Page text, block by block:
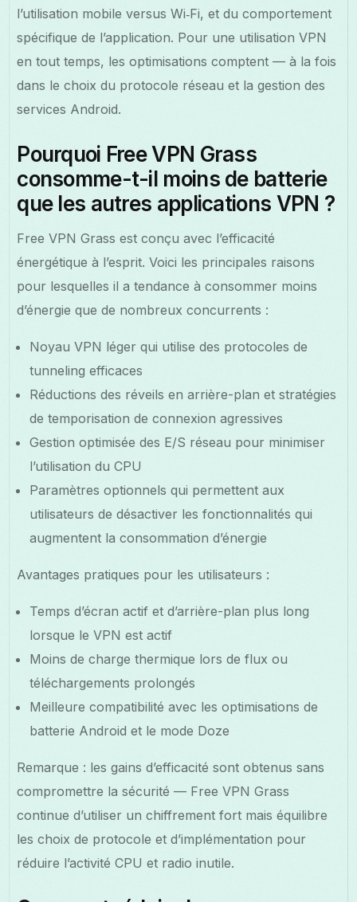
l’utilisation mobile versus Wi‑Fi, et du comportement
spécifique de l’application. Pour une utilisation VPN
en tout temps, les optimisations comptent — à la fois
dans le choix du protocole réseau et la gestion des
services Android.
Pourquoi Free VPN Grass
consomme-t-il moins de batterie
que les autres applications VPN ?
Free VPN Grass est conçu avec l’efficacité
énergétique à l’esprit. Voici les principales raisons
pour lesquelles il a tendance à consommer moins
d’énergie que de nombreux concurrents :
Noyau VPN léger qui utilise des protocoles de
tunneling efficaces
Réductions des réveils en arrière-plan et stratégies
de temporisation de connexion agressives
Gestion optimisée des E/S réseau pour minimiser
l’utilisation du CPU
Paramètres optionnels qui permettent aux
utilisateurs de désactiver les fonctionnalités qui
augmentent la consommation d’énergie
Avantages pratiques pour les utilisateurs :
Temps d’écran actif et d’arrière-plan plus long
lorsque le VPN est actif
Moins de charge thermique lors de flux ou
téléchargements prolongés
Meilleure compatibilité avec les optimisations de
batterie Android et le mode Doze
Remarque : les gains d’efficacité sont obtenus sans
compromettre la sécurité — Free VPN Grass
continue d’utiliser un chiffrement fort mais équilibre
les choix de protocole et d’implémentation pour
réduire l’activité CPU et radio inutile.